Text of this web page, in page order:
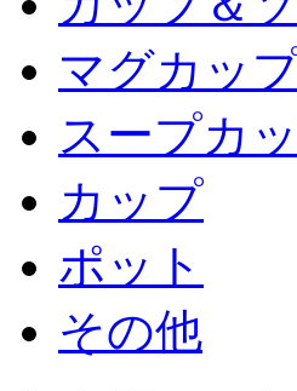
マグカッ
スープカ
カップ
ポット
その他